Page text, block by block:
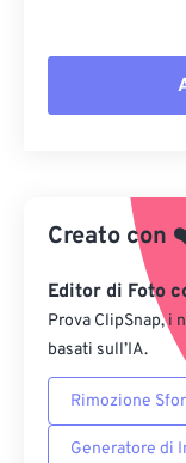
Applica
Salva
Creato con
Editor di Foto
Prova ClipSnap, i
basati sull’IA.
Rimozione
Generatore di